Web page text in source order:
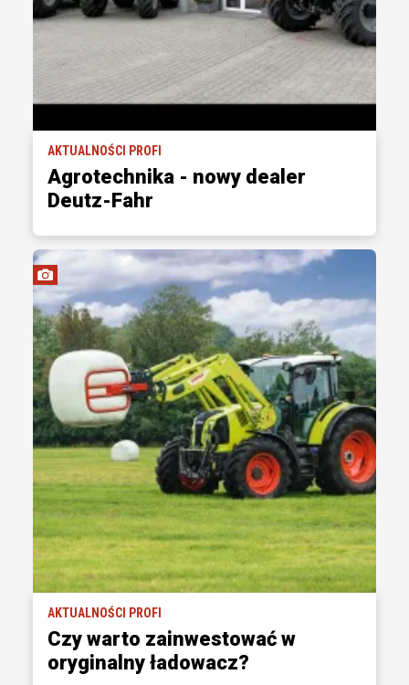
AKTUALNOŚCI PROFI
Agrotechnika - nowy dealer
Deutz-Fahr
AKTUALNOŚCI PROFI
Czy warto zainwestować w
oryginalny ładowacz?